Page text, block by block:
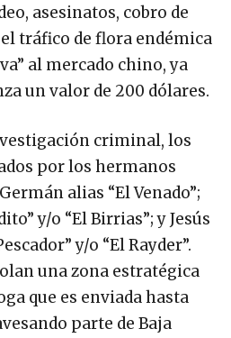
asesinatos, cobro de
tráfico de flora endémica
al mercado chino, ya
un valor de 200 dólares.
criminal, los
por los hermanos
alias “El Venado”;
y/o “El Birrias”; y Jesús
y/o “El Rayder”.
una zona estratégica
que es enviada hasta
parte de Baja